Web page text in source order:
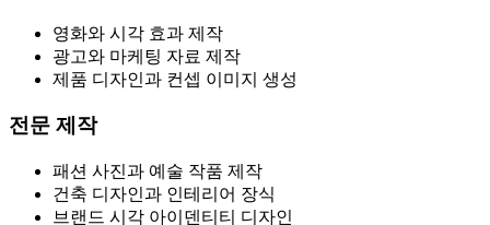
영화와 시각 효과 제작
광고와 마케팅 자료 제작
제품 디자인과 컨셉 이미지 생성
전문 제작
패션 사진과 예술 작품 제작
건축 디자인과 인테리어 장식
브랜드 시각 아이덴티티 디자인